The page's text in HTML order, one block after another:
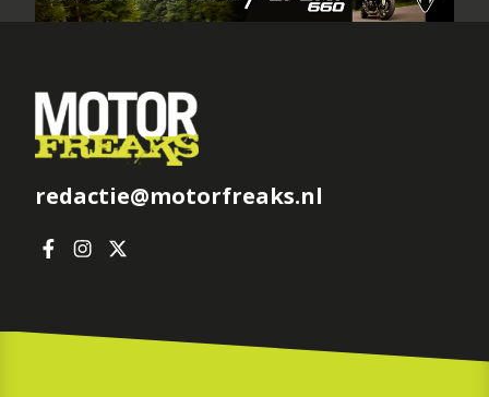
redactie@motorfreaks.nl